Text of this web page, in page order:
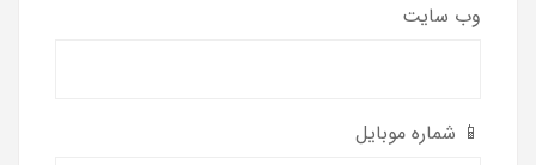
وب‌ سایت
📱 شماره موبایل